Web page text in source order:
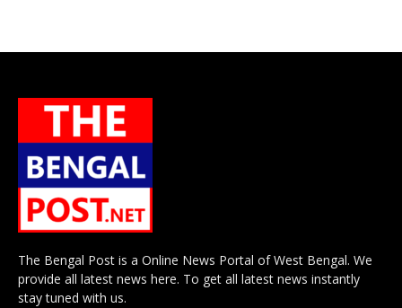
The Bengal Post is a Online News Portal of West Bengal. We
provide all latest news here. To get all latest news instantly
stay tuned with us.